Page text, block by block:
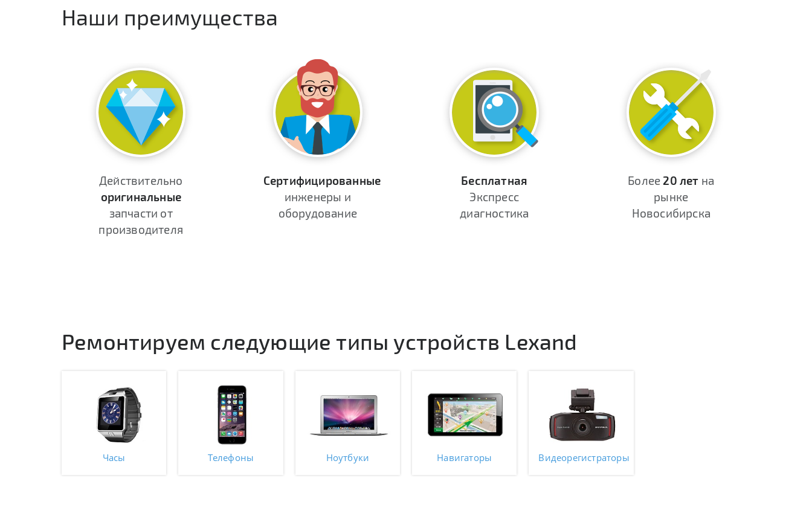
Наши преимущества
Действительно
оригинальные
запчасти от
производителя
Сертифицированные
инженеры и
оборудование
Бесплатная
Экспресс
диагностика
Более 20 лет на
рынке
Новосибирска
Ремонтируем следующие типы устройств Lexand
Часы Телефоны Ноутбуки Навигаторы Видеорегистраторы